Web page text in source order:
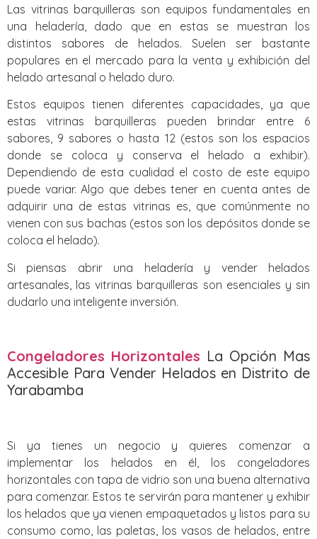
Las vitrinas barquilleras son equipos fundamentales en
una heladería, dado que en estas se muestran los
distintos sabores de helados. Suelen ser bastante
populares en el mercado para la venta y exhibición del
helado artesanal o helado duro.
Estos equipos tienen diferentes capacidades, ya que
estas vitrinas barquilleras pueden brindar entre 6
sabores, 9 sabores o hasta 12 (estos son los espacios
donde se coloca y conserva el helado a exhibir).
Dependiendo de esta cualidad el costo de este equipo
puede variar. Algo que debes tener en cuenta antes de
adquirir una de estas vitrinas es, que comúnmente no
vienen con sus bachas (estos son los depósitos donde se
coloca el helado).
Si piensas abrir una heladería y vender helados
artesanales, las vitrinas barquilleras son esenciales y sin
dudarlo una inteligente inversión.
Congeladores Horizontales La Opción Mas
Accesible Para Vender Helados en Distrito de
Yarabamba
Si ya tienes un negocio y quieres comenzar a
implementar los helados en él, los congeladores
horizontales con tapa de vidrio son una buena alternativa
para comenzar. Estos te servirán para mantener y exhibir
los helados que ya vienen empaquetados y listos para su
consumo como, las paletas, los vasos de helados, entre